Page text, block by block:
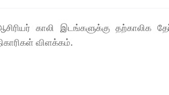
காலி இடங்களுக்கு தற்காலிக
விளக்கம்.